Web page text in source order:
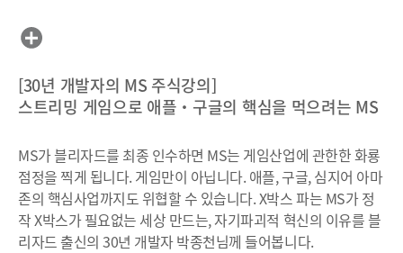
[30년 개발자의 MS 주식강의]
스트리밍 게임으로 애플‧구글의 핵심을 먹으려는 MS
MS가 블리자드를 최종 인수하면 MS는 게임산업에 관한한 화룡
점정을 찍게 됩니다. 게임만이 아닙니다. 애플, 구글, 심지어 아마
존의 핵심사업까지도 위협할 수 있습니다. X박스 파는 MS가 정
작 X박스가 필요없는 세상 만드는, 자기파괴적 혁신의 이유를 블
리자드 출신의 30년 개발자 박종천님께 들어봅니다.